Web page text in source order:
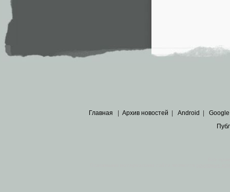
Главная Архив новостей Android Google